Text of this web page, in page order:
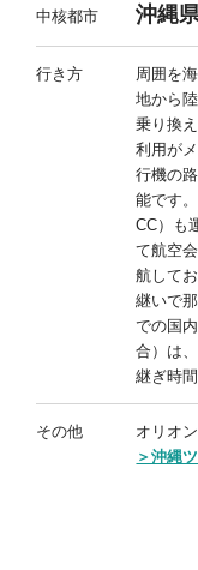
中核都市 沖縄
行き方
周囲を
地から
乗り換
利用が
行機の
能です
CC）も
て航空
航して
継いで
での国
合）は
継ぎ時
その他
オリオ
＞沖縄